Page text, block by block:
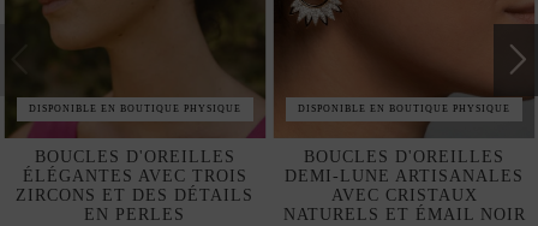
DISPONIBLE EN BOUTIQUE PHYSIQUE
BOUCLES D'OREILLES
ÉLÉGANTES AVEC TROIS
ZIRCONS ET DES DÉTAILS
EN PERLES
DISPONIBLE EN BOUTIQUE PHYSIQUE
BOUCLES D'OREILLES
DEMI-LUNE ARTISANALES
AVEC CRISTAUX
NATURELS ET ÉMAIL NOIR